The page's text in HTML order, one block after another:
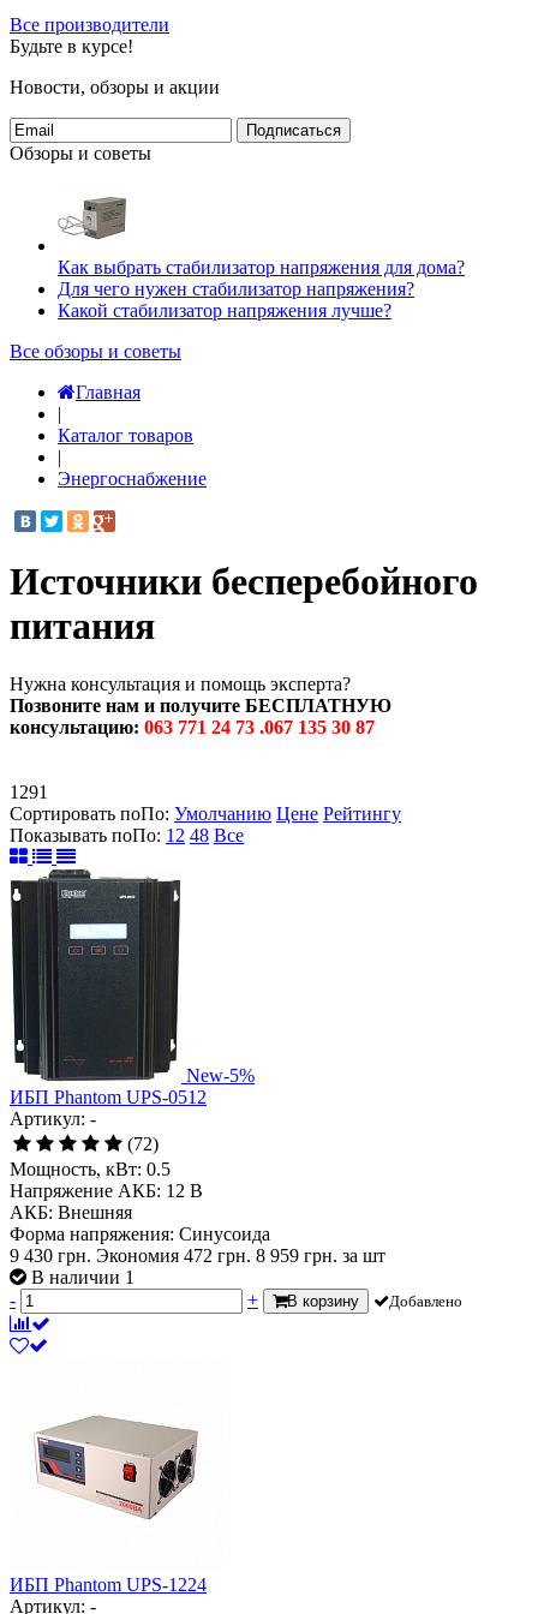
Все производители
Будьте в курсе!
Новости, обзоры и акции
Подписаться
Обзоры и советы
Как выбрать стабилизатор напряжения для дома?
Для чего нужен стабилизатор напряжения?
Какой стабилизатор напряжения лучше?
Все обзоры и советы
Главная
|
Каталог товаров
|
Энергоснабжение
Источники бесперебойного
питания
Нужна консультация и помощь эксперта?
Позвоните нам и получите БЕСПЛАТНУЮ
консультацию: 063 771 24 73 .067 135 30 87
1291
Сортировать поПо: Умолчанию Цене Рейтингу
Показывать поПо: 12 48 Все
New-5%
ИБП Phantom UPS-0512
Артикул: -
(72)
Мощность, кВт: 0.5
Напряжение АКБ: 12 В
АКБ: Внешняя
Форма напряжения: Синусоида
9 430 грн. Экономия 472 грн. 8 959 грн. за шт
В наличии 1
-
+ В корзину Добавлено
ИБП Phantom UPS-1224
Артикул: -